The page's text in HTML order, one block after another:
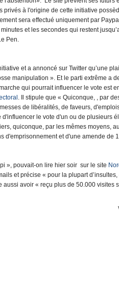
à l'origine de cette initiative
sera effectué uniquement par
et les secondes qui restent
Pen.
et a annoncé sur Twitter qu’une
manipulation ». Et le parti extrême a
qui pourrait influencer le vote est
. Il stipule que « Quiconque, , par
de libéralités, de faveurs,
le vote d'un ou de plusieurs
quiconque, par les mêmes moyens,
d'emprisonnement et d'une amende de
», pouvait-on lire hier soir sur le site
et précise « pour la plupart
avoir « reçu plus de 50.000 visites